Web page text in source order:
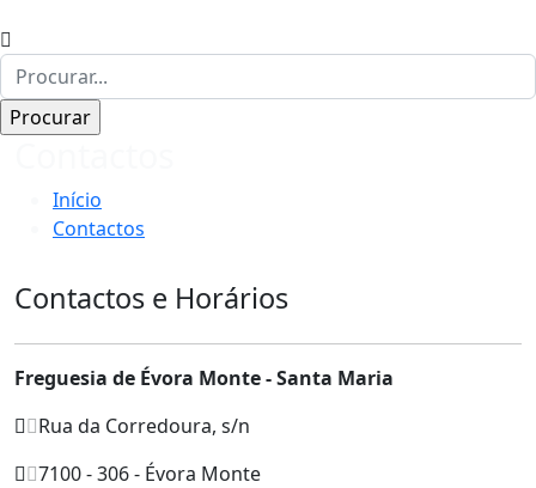
Início
Contactos
Contactos e Horários
Freguesia de Évora Monte - Santa Maria
Rua da Corredoura, s/n
7100 - 306 - Évora Monte